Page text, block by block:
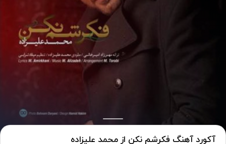
آکورد آهنگ فکرشم نکن از محمد علیزاده